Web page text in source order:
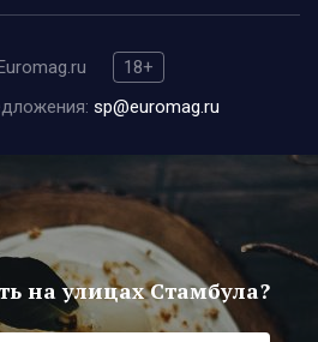
18+
sp@euromag.ru
на улицах Стамбула?